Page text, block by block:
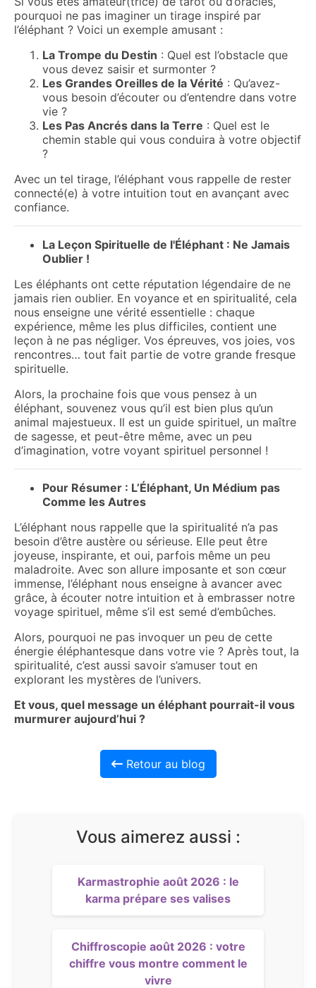
pourquoi ne pas imaginer un tirage inspiré par
l’éléphant ? Voici un exemple amusant :
La Trompe du Destin : Quel est l’obstacle que
vous devez saisir et surmonter ?
Les Grandes Oreilles de la Vérité : Qu’avez-
vous besoin d’écouter ou d’entendre dans votre
vie ?
Les Pas Ancrés dans la Terre : Quel est le
chemin stable qui vous conduira à votre objectif
?
Avec un tel tirage, l’éléphant vous rappelle de rester
connecté(e) à votre intuition tout en avançant avec
confiance.
La Leçon Spirituelle de l'Éléphant : Ne Jamais
Oublier !
Les éléphants ont cette réputation légendaire de ne
jamais rien oublier. En voyance et en spiritualité, cela
nous enseigne une vérité essentielle : chaque
expérience, même les plus difficiles, contient une
leçon à ne pas négliger. Vos épreuves, vos joies, vos
rencontres… tout fait partie de votre grande fresque
spirituelle.
Alors, la prochaine fois que vous pensez à un
éléphant, souvenez vous qu’il est bien plus qu’un
animal majestueux. Il est un guide spirituel, un maître
de sagesse, et peut-être même, avec un peu
d’imagination, votre voyant spirituel personnel !
Pour Résumer : L’Éléphant, Un Médium pas
Comme les Autres
L’éléphant nous rappelle que la spiritualité n’a pas
besoin d’être austère ou sérieuse. Elle peut être
joyeuse, inspirante, et oui, parfois même un peu
maladroite. Avec son allure imposante et son cœur
immense, l’éléphant nous enseigne à avancer avec
grâce, à écouter notre intuition et à embrasser notre
voyage spirituel, même s’il est semé d’embûches.
Alors, pourquoi ne pas invoquer un peu de cette
énergie éléphantesque dans votre vie ? Après tout, la
spiritualité, c’est aussi savoir s’amuser tout en
explorant les mystères de l’univers.
Et vous, quel message un éléphant pourrait-il vous
murmurer aujourd’hui ?
Retour au blog
Vous aimerez aussi :
Karmastrophie août 2026 : le
karma prépare ses valises
Chiffroscopie août 2026 : votre
chiffre vous montre comment le
vivre